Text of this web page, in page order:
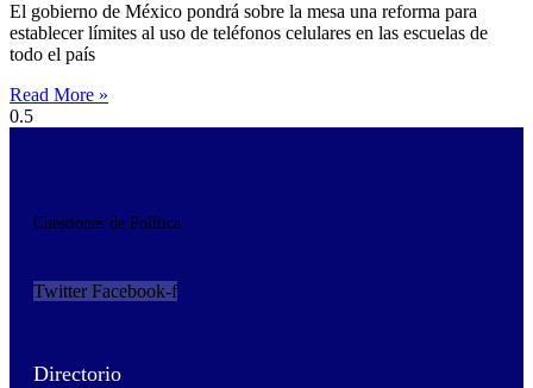
El gobierno de México pondrá sobre la mesa una reforma para
establecer límites al uso de teléfonos celulares en las escuelas de
todo el país
Read More »
Cuestiones de Política
Twitter Facebook-f
Directorio